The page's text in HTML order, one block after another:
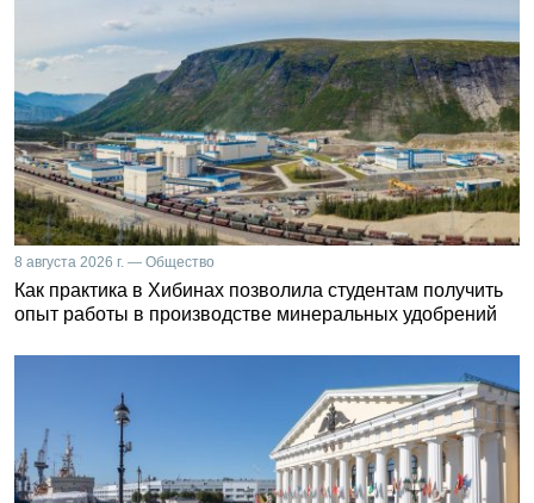
8 августа 2026 г. — Общество
Как практика в Хибинах позволила студентам получить
опыт работы в производстве минеральных удобрений